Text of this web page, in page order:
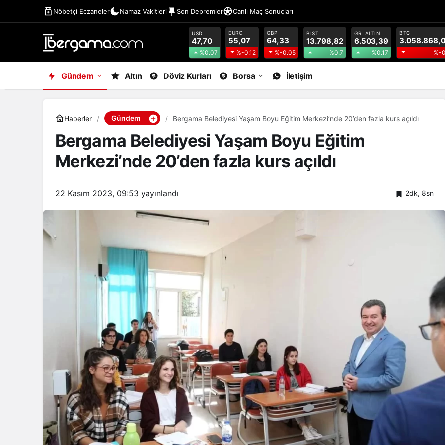
Nöbetçi Eczaneler Namaz Vakitleri Son Depremler Canlı Maç Sonuçları
USD
47,70
%0.07
EURO
55,07
%-0.12
GBP
64,33
%-0.05
BIST
13.798,82
%0.7
GR. ALTIN
6.503,39
%0.17
BTC
%-
Gündem Altın Döviz Kurları Borsa İletişim
Haberler Gündem Bergama Belediyesi Yaşam Boyu Eğitim Merkezi’nde 20’den fazla kurs açıldı
Bergama Belediyesi Yaşam Boyu Eğitim
Merkezi’nde 20’den fazla kurs açıldı
22 Kasım 2023, 09:53 yayınlandı 2dk, 8sn